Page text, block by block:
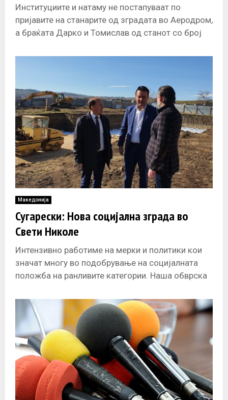
Институциите и натаму не постапуваат по
пријавите на станарите од зградата во Аеродром,
а браќата Дарко и Томислав од станот со број
Македонија
Сугарески: Нова социјална зграда во
Свети Николе
Интензивно работиме на мерки и политики кои
значат многу во подобрување на социјалната
положба на ранливите категории. Наша обврска